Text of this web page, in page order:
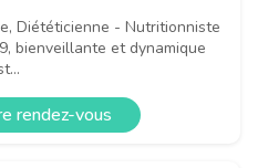
Diététicienne - Nutritionniste
bienveillante et dynamique
rendez-vous